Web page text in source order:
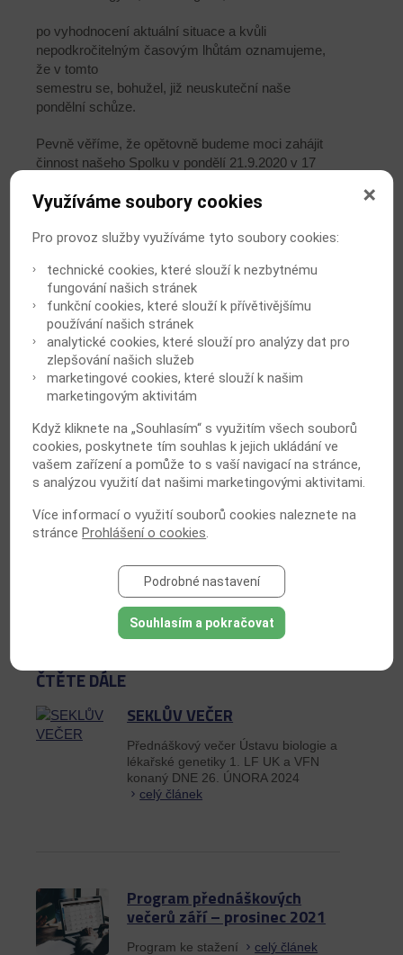
po vyhodnocení aktuální situace a kvůli
nepodkročitelným časovým lhůtám oznamujeme,
že v tomto
semestru se, bohužel, již neuskuteční naše
pondělní schůze.
Pevně věříme, že opětovně budeme moci zahájit
činnost našeho Spolku v pondělí 21.9.2020 v 17
přednáškový večer Chirurgické kliniky 2. LF UK a
strávené léto a moc se těšíme na naše další
setkávání.
S mnoha pozdravy
Prof. MUDr. Jiří Raboch, DrSc.
předseda
Hodnocení článku
Líbí se vám článek?
Počet hodnocení:5219
DALŠÍ ČLÁNEK
ČTĚTE DÁLE
SEKLŮV VEČER
Přednáškový večer Ústavu biologie a
lékařské genetiky 1. LF UK a VFN
konaný DNE 26. ÚNORA 2024
celý článek
Program přednáškových
večerů září – prosinec 2021
Program ke stažení celý článek
Využíváme soubory cookies
Pro provoz služby využíváme tyto soubory cookies:
technické cookies, které slouží k nezbytnému
fungování našich stránek
funkční cookies, které slouží k přívětivějšímu
používání našich stránek
analytické cookies, které slouží pro analýzy dat pro
zlepšování našich služeb
marketingové cookies, které slouží k našim
marketingovým aktivitám
Když kliknete na „Souhlasím“ s využitím všech souborů
cookies, poskytnete tím souhlas k jejich ukládání ve
vašem zařízení a pomůže to s vaší navigací na stránce,
s analýzou využití dat našimi marketingovými aktivitami.
Více informací o využití souborů cookies naleznete na
stránceProhlášení o cookies
Podrobné nastavení
Souhlasím a pokračovat